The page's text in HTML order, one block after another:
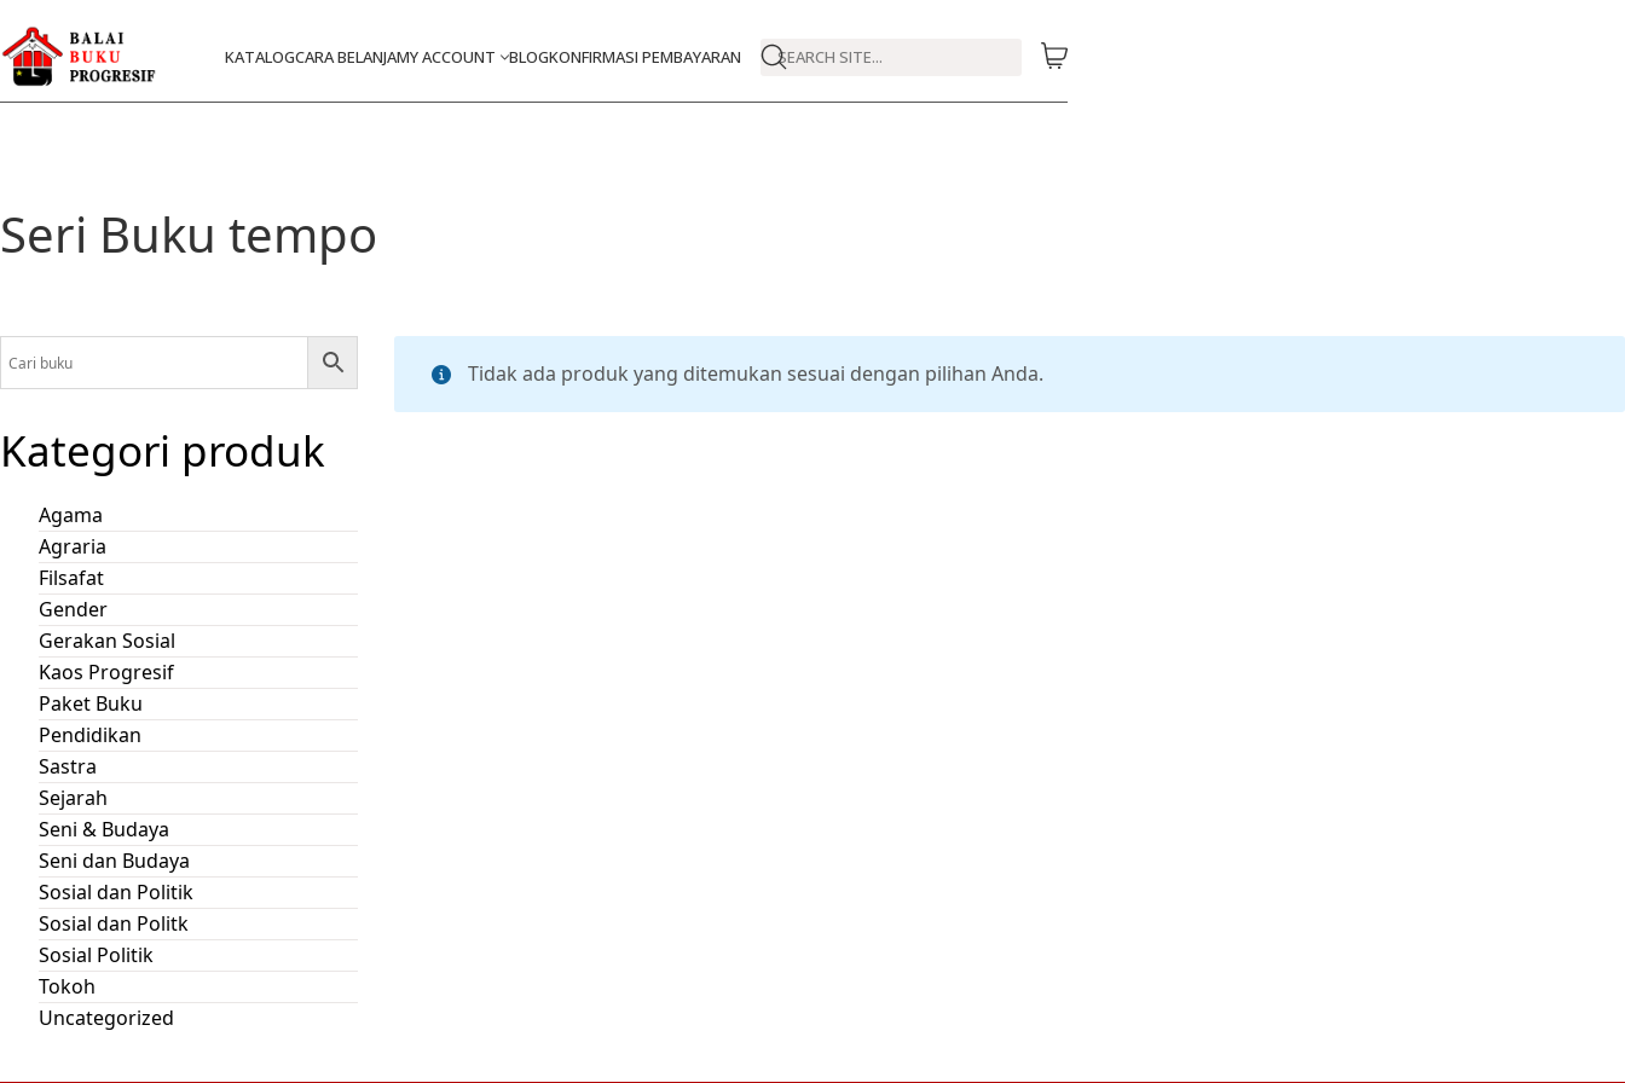
KATALOGCARA BELANJAMY ACCOUNT BLOGKONFIRMASI PEMBAYARAN SEARCH SITE...
Seri Buku tempo
Tidak ada produk yang ditemukan sesuai dengan pilihan Anda.
Kategori produk
Agama
Agraria
Filsafat
Gender
Gerakan Sosial
Kaos Progresif
Paket Buku
Pendidikan
Sastra
Sejarah
Seni & Budaya
Seni dan Budaya
Sosial dan Politik
Sosial dan Politk
Sosial Politik
Tokoh
Uncategorized